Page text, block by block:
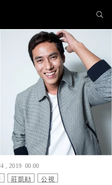
, 2019 00:00
莊凱勛 公視